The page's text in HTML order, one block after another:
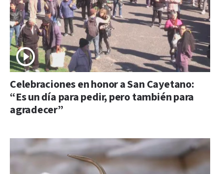
Celebraciones en honor a San Cayetano:
“Es un día para pedir, pero también para
agradecer”